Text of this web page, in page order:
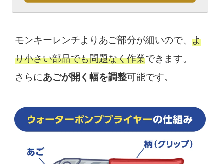
モンキーレンチよりあご部分が細いので、 よ
り小さい部品でも問題なく作業できます。
さらにあごが開く幅を調整可能です。